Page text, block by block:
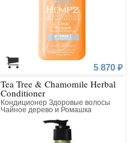
5 870 ₽
Tea Tree & Chamomile Herbal
Conditioner
Кондиционер Здоровые волосы
Чайное дерево и Ромашка